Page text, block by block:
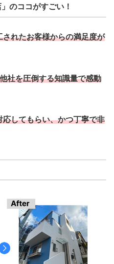
のココがすごい！
れたお客様からの満足度が
社を圧倒する知識量で感動
してもらい、かつ丁寧で非